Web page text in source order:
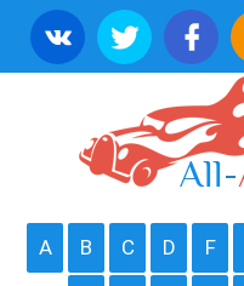
A B C D F